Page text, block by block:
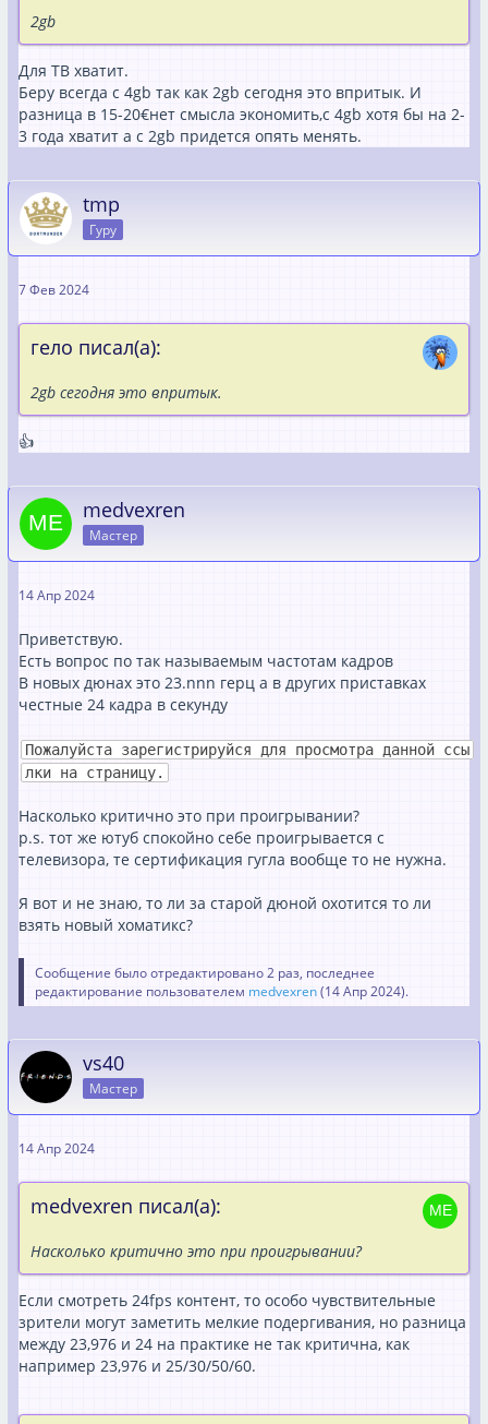
2gb
Для ТВ хватит.
Беру всегда с 4gb так как 2gb сегодня это впритык. И
разница в 15-20€нет смысла экономить,с 4gb хотя бы на 2-
3 года хватит а с 2gb придется опять менять.
tmp
Гуру
7 Фев 2024
гело писал(а):
2gb сегодня это впритык.
👍
medvexren
Мастер
14 Апр 2024
Приветствую.
Есть вопрос по так называемым частотам кадров
В новых дюнах это 23.nnn герц а в других приставках
честные 24 кадра в секунду
Пожалуйста зарегистрируйся для просмотра данной ссы
лки на страницу.
Насколько критично это при проигрывании?
p.s. тот же ютуб спокойно себе проигрывается с
телевизора, те сертификация гугла вообще то не нужна.
Я вот и не знаю, то ли за старой дюной охотится то ли
взять новый хоматикс?
Сообщение было отредактировано 2 раз, последнее
редактирование пользователем medvexren(14 Апр 2024).
vs40
Мастер
14 Апр 2024
medvexren писал(а):
Насколько критично это при проигрывании?
Если смотреть 24fps контент, то особо чувствительные
зрители могут заметить мелкие подергивания, но разница
между 23,976 и 24 на практике не так критична, как
например 23,976 и 25/30/50/60.